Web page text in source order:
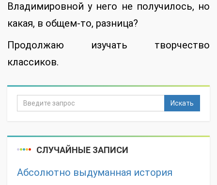
Владимировной у него не получилось, но
какая, в общем-то, разница?
Продолжаю изучать творчество
классиков.
Искать
СЛУЧАЙНЫЕ ЗАПИСИ
Абсолютно выдуманная история